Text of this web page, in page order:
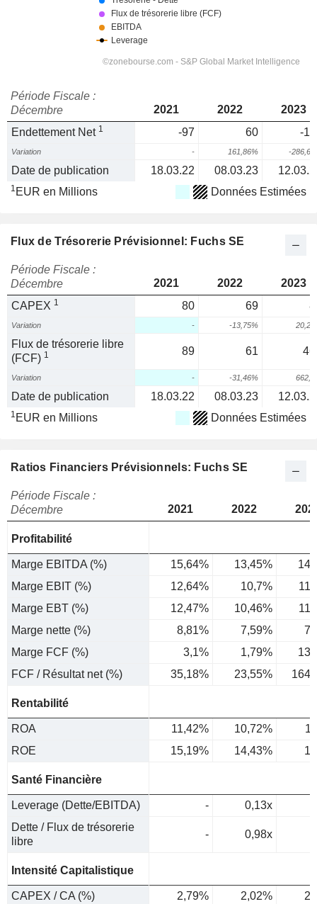
Période Fiscale :
Décembre
2021 2022
2023
Endettement Net 1 -97 60 -
Variation - 161,86% -
Date de publication 18.03.22 08.03.23
1 EUR en Millions Données Estimées
Flux de Trésorerie Prévisionnel: Fuchs SE
Période Fiscale :
Décembre
2021 2022
2023
CAPEX 1 80 69
Variation - -13,75%
Flux de trésorerie libre
(FCF) 1 89 61
Variation - -31,46%
Date de publication 18.03.22 08.03.23
1 EUR en Millions Données Estimées
Ratios Financiers Prévisionnels: Fuchs SE
Période Fiscale :
Décembre
2021 2022
Profitabilité
Marge EBITDA (%) 15,64% 13,45%
Marge EBIT (%)
12,64% 10,7%
Marge EBT (%)
12,47% 10,46%
Marge nette (%)
8,81% 7,59%
Marge FCF (%)
3,1% 1,79%
FCF / Résultat net (%)
35,18% 23,55%
Rentabilité
ROA 11,42% 10,72%
ROE
15,19% 14,43%
Santé Financière
Leverage (Dette/EBITDA) -
0,13x
Dette / Flux de trésorerie
libre
- 0,98x
Intensité Capitalistique
CAPEX / CA (%) 2,79% 2,02%